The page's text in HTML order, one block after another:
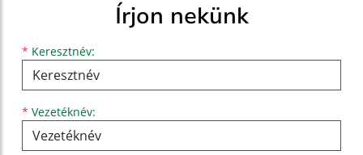
Írjon nekünk
* Keresztnév:
Keresztnév
* Vezetéknév:
Vezetéknév
E-mail cím